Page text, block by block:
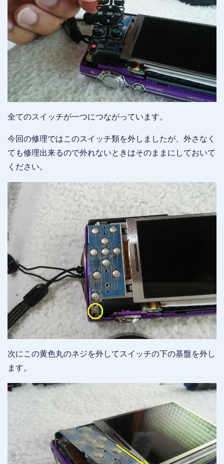
全てのスイッチが一つにつながっています。
今回の修理ではこのスイッチ類を外しましたが、外さなく
ても修理出来るので外れないときはそのままにしておいて
ください。
次にこの黄色丸のネジを外してスイッチの下の基盤を外し
ます。